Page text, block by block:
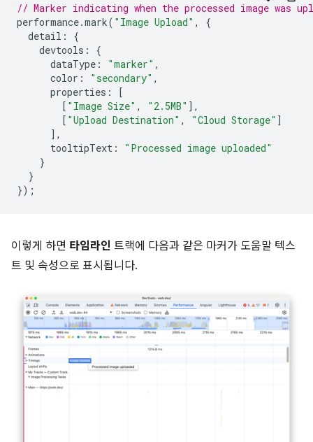
// Marker indicating when the processed image was
performance.mark( "Image Upload" ,
{
detail :
{
devtools :
{
dataType : "marker" ,
color : "secondary" ,
properties :
[
[ "Image Size" , "2.5MB" ],
[ "Upload Destination" , "Cloud Storage" ]
],
tooltipText :
"Processed image uploaded"
}
}
});
이렇게 하면 타임라인 트랙에 다음과 같은 마커가 도움말 텍스
트 및 속성으로 표시됩니다.